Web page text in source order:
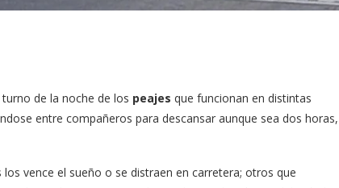
de la noche de los peajes que funcionan en distintas
entre compañeros para descansar aunque sea dos horas,
vence el sueño o se distraen en carretera; otros que